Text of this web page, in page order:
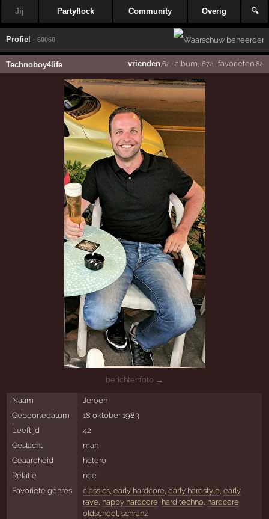
Jij Partyflock Community Overig 🔍
Profiel · 60060
Technoboy4life vrienden ,62 · album ,1672 · favorieten,82
berichtenfoto →
Naam
Jeroen
Geboortedatum
18 oktober 1983
Leeftijd
42
Geslacht
man
Geaardheid
hetero
Relatie
nee
Favoriete genres
classics, early hardcore early hardstyle early
rave happy hardcore hard techno, hardcore
oldschool schranz